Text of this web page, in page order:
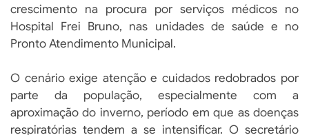
crescimento na procura por serviços médicos no
Hospital Frei Bruno, nas unidades de saúde e no
Pronto Atendimento Municipal.
O cenário exige atenção e cuidados redobrados por
parte da população, especialmente com a
aproximação do inverno, período em que as doenças
respiratórias tendem a se intensificar. O secretário